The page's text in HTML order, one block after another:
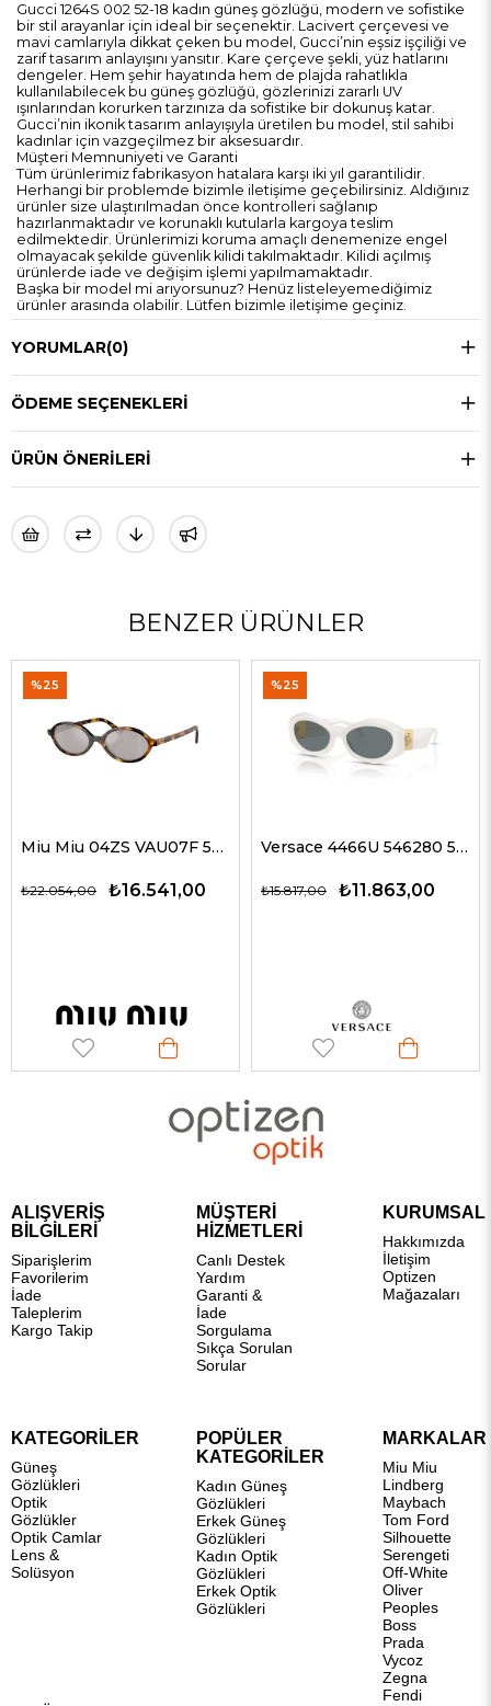
Gucci 1264S 002 52-18 kadın güneş gözlüğü, modern ve sofistike
bir stil arayanlar için ideal bir seçenektir. Lacivert çerçevesi ve
mavi camlarıyla dikkat çeken bu model, Gucci’nin eşsiz işçiliği ve
zarif tasarım anlayışını yansıtır. Kare çerçeve şekli, yüz hatlarını
dengeler. Hem şehir hayatında hem de plajda rahatlıkla
kullanılabilecek bu güneş gözlüğü, gözlerinizi zararlı UV
ışınlarından korurken tarzınıza da sofistike bir dokunuş katar.
Gucci’nin ikonik tasarım anlayışıyla üretilen bu model, stil sahibi
kadınlar için vazgeçilmez bir aksesuardır.
Müşteri Memnuniyeti ve Garanti
Tüm ürünlerimiz fabrikasyon hatalara karşı iki yıl garantilidir.
Herhangi bir problemde bizimle iletişime geçebilirsiniz. Aldığınız
ürünler size ulaştırılmadan önce kontrolleri sağlanıp
hazırlanmaktadır ve korunaklı kutularla kargoya teslim
edilmektedir. Ürünlerimizi koruma amaçlı denemenize engel
olmayacak şekilde güvenlik kilidi takılmaktadır. Kilidi açılmış
ürünlerde iade ve değişim işlemi yapılmamaktadır.
Başka bir model mi arıyorsunuz? Henüz listeleyemediğimiz
ürünler arasında olabilir. Lütfen bizimle iletişime geçiniz.
YORUMLAR(0)
ÖDEME SEÇENEKLERI
ÜRÜN ÖNERILERI
BENZER ÜRÜNLER
Miu Miu 04ZS VAU07F 50 Kadın Güneş Gözlükleri
₺16.541,00
₺22.054,00
%25
Versace 4466U 546280 54 G Kadın Güneş Gözlükleri
₺11.863,00
₺15.817,00
%25
ALIŞVERİŞ
BİLGİLERİ
Siparişlerim
Favorilerim
İade
Taleplerim
Kargo Takip
MÜŞTERİ
HİZMETLERİ
Canlı Destek
Yardım
Garanti &
İade
Sorgulama
Sıkça Sorulan
Sorular
KURUMSAL
Hakkımızda
İletişim
Optizen
Mağazaları
KATEGORİLER
Güneş
Gözlükleri
Optik
Gözlükler
Optik Camlar
Lens &
Solüsyon
POPÜLER
KATEGORİLER
Kadın Güneş
Gözlükleri
Erkek Güneş
Gözlükleri
Kadın Optik
Gözlükleri
Erkek Optik
Gözlükleri
MARKALAR
Miu Miu
Lindberg
Maybach
Tom Ford
Silhouette
Serengeti
Off-White
Oliver
Peoples
Boss
Prada
Vycoz
Zegna
Fendi